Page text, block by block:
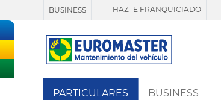
BUSINESS HAZTE FRANQUICIADO
PARTICULARES BUSINESS